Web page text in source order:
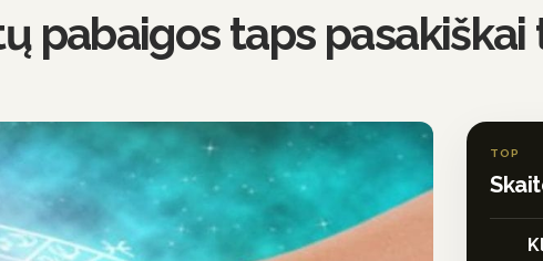
pabaigos taps
TOP